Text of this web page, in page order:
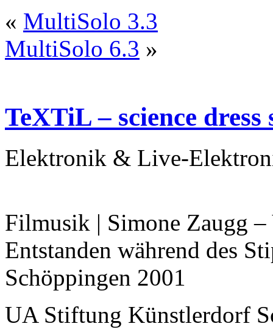
« MultiSolo 3.3
MultiSolo 6.3 »
TeXTiL – science dress
Elektronik & Live-
Filmusik | Simone Zaugg –
Entstanden während des
Schöppingen 2001
UA Stiftung Künstlerdorf